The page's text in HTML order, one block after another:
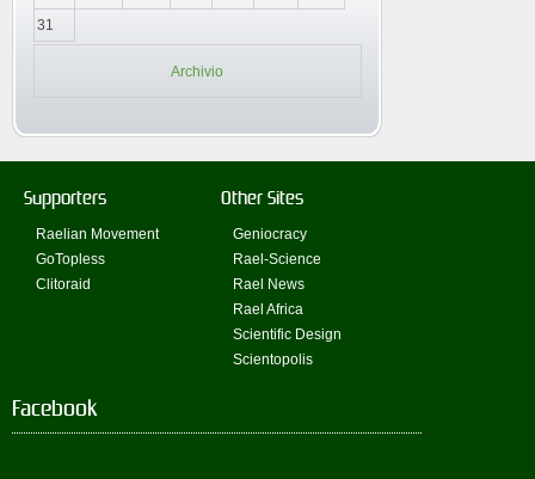
31
Archivio
Supporters
Raelian Movement
GoTopless
Clitoraid
Other Sites
Geniocracy
Rael-Science
Rael News
Rael Africa
Scientific Design
Scientopolis
Facebook